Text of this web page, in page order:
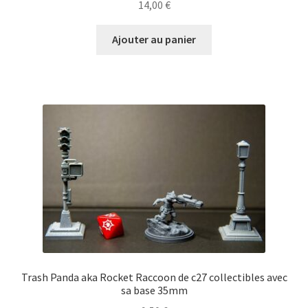
14,00 €
Ajouter au panier
Trash Panda aka Rocket Raccoon de c27 collectibles avec
sa base 35mm